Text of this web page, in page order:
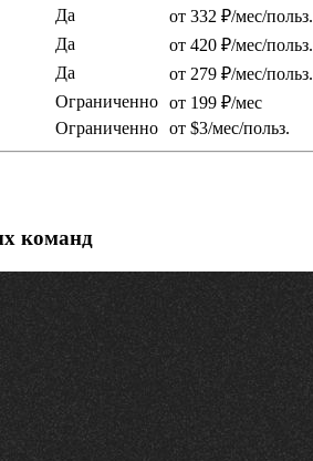
Да от 332 ₽/мес/польз.
Да от 420 ₽/мес/польз.
Да от 279 ₽/мес/польз.
Ограниченно от 199 ₽/мес
Ограниченно от $3/мес/польз.
команд